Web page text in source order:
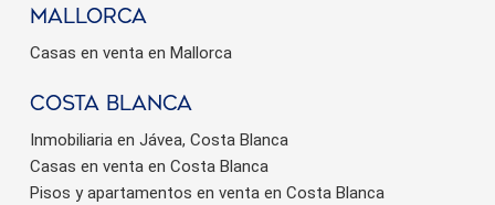
Mallorca
Casas en venta en Mallorca
Costa Blanca
Inmobiliaria en Jávea, Costa Blanca
Casas en venta en Costa Blanca
Pisos y apartamentos en venta en Costa Blanca